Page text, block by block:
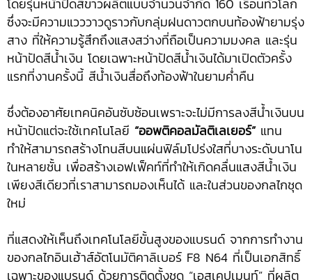
โดยรุ่นหน้าปัดสีขาวผลิตแบบจำนวนจำกัด 160 เรือนทั่วโลก
ซึ่งจะมีความแวววาวดูราวกับกลุ่มฝนดาวตกบนท้องฟ้ายามรุ่ง
สาง ที่ให้ความรู้สึกถึงแสงสว่างที่ถือเป็นความมงคล และรุ่น
หน้าปัดสีน้ำเงิน โดยเฉพาะหน้าปัดสีน้ำเงินได้มาเปิดตัวครั้ง
แรกที่งานครั้งนี้ สีน้ำเงินสื่อถึงท้องฟ้าในยามค่ำคืน
ซึ่งต้องอาศัยเทคนิคอันซับซ้อนเพราะจะไม่มีการลงสีน้ำเงินบน
หน้าปัดแต่จะใช้เทคโนโลยี “ออพติคอลมัลติเลเยอร์”แทน
ทำให้สามารถสร้างโทนสีบนแผ่นฟิล์มโปร่งใสที่บางระดับนาโน
ในหลายชั้น เพื่อสร้างเอฟเฟ็คท์ที่ทำให้เกิดคลื่นแสงสีน้ำเงิน
เพียงสีเดียวที่เราสามารถมองเห็นได้ และในส่วนของกลไกชุด
ใหม่
ที่แสดงให้เห็นถึงเทคโนโลยีขั้นสูงของแบรนด์ จากการทำงาน
ของกลไกอินเฮ้าส์อัตโนมัติคาลิเบอร์ F8 N64 ที่เป็นเอกสิทธิ์
เฉพาะของแบรนด์ ด้วยการติดตั้งชุด “เอสเคปเมนท์” ที่ผลิต